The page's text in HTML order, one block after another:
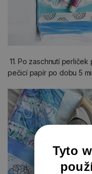
11. Po zaschnutí perliček
pečicí papír po dobu 5
Tyto